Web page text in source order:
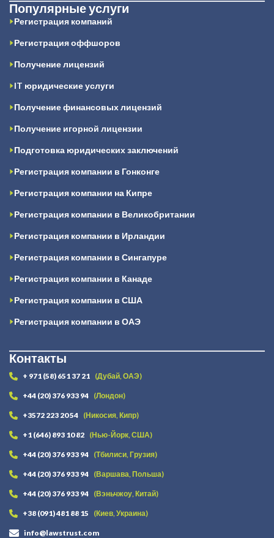
Популярные услуги
Регистрация компаний
Регистрация оффшоров
Получение лицензий
IT юридические услуги
Получение финансовых лицензий
Получение игорной лицензии
Подготовка юридических заключений
Регистрация компании в Гонконге
Регистрация компании на Кипре
Регистрация компании в Великобритании
Регистрация компании в Ирландии
Регистрация компании в Сингапуре
Регистрация компании в Канаде
Регистрация компании в США
Регистрация компании в ОАЭ
Контакты
+ 971 (58) 651 37 21 (Дубай, ОАЭ)
+44 (20) 376 933 94 (Лондон)
+3572 223 20 54 (Никосия, Кипр)
+1 (646) 893 10 82 (Нью-Йорк, США)
+44 (20) 376 933 94 (Тбилиси, Грузия)
+44 (20) 376 933 94 (Варшава, Польша)
+44 (20) 376 933 94 (Вэньчжоу, Китай)
+38 (091) 481 88 15 (Киев, Украина)
info@lawstrust.com